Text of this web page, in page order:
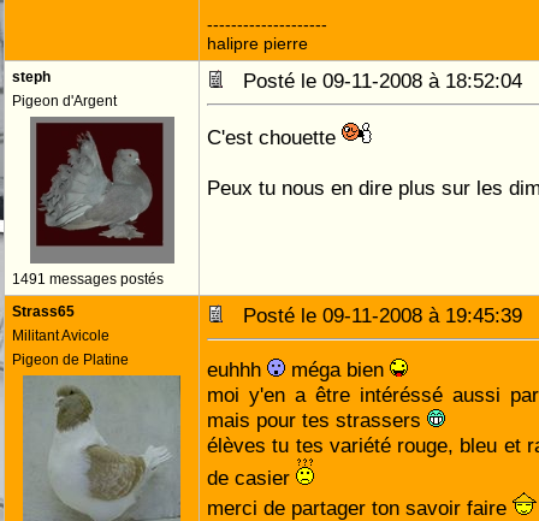
--------------------
halipre pierre
steph
Pigeon d'Argent
1491 messages postés
Posté le 09-11-2008 à 18:52:04
C'est chouette
Peux tu nous en dire plus sur les
Strass65
Militant Avicole
Pigeon de Platine
Posté le 09-11-2008 à 19:45:39
euhhh
méga bien
moi y'en a être intéréssé aussi
mais pour tes strassers
élèves tu tes variété rouge, bleu et
de casier
merci de partager ton savoir faire